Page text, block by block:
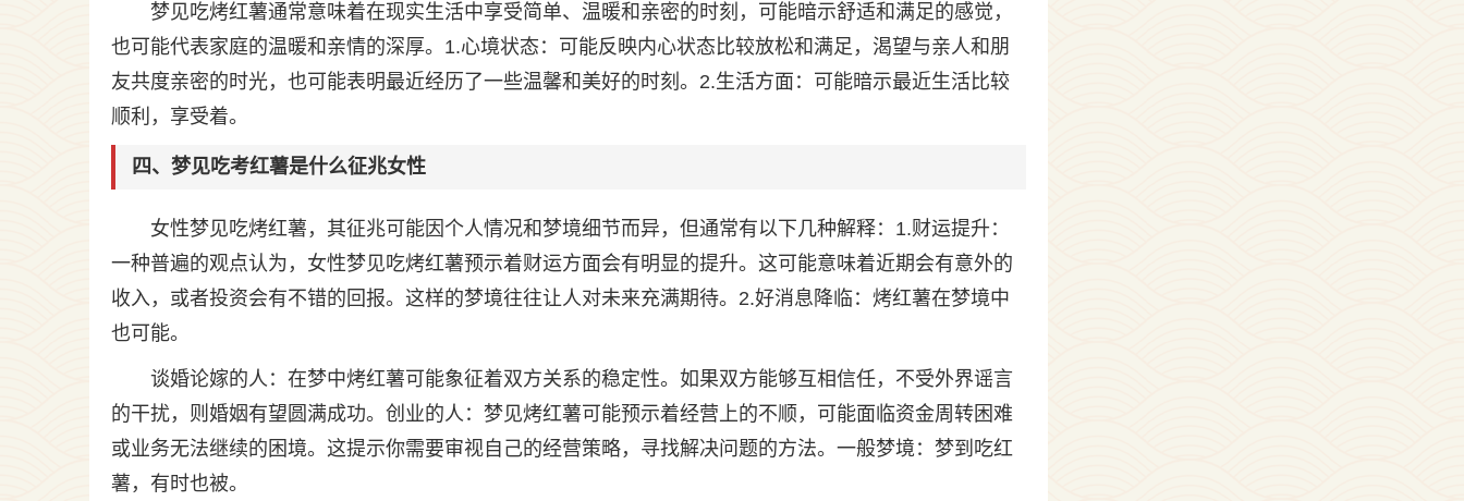
梦见吃烤红薯通常意味着在现实生活中享受简单、温暖和亲密的时刻，可能暗示舒适和满足的感觉，
也可能代表家庭的温暖和亲情的深厚。1.心境状态：可能反映内心状态比较放松和满足，渴望与亲人和朋
友共度亲密的时光，也可能表明最近经历了一些温馨和美好的时刻。2.生活方面：可能暗示最近生活比较
顺利，享受着。
四、梦见吃考红薯是什么征兆女性
女性梦见吃烤红薯，其征兆可能因个人情况和梦境细节而异，但通常有以下几种解释：1.财运提升：
一种普遍的观点认为，女性梦见吃烤红薯预示着财运方面会有明显的提升。这可能意味着近期会有意外的
收入，或者投资会有不错的回报。这样的梦境往往让人对未来充满期待。2.好消息降临：烤红薯在梦境中
也可能。
谈婚论嫁的人：在梦中烤红薯可能象征着双方关系的稳定性。如果双方能够互相信任，不受外界谣言
的干扰，则婚姻有望圆满成功。创业的人：梦见烤红薯可能预示着经营上的不顺，可能面临资金周转困难
或业务无法继续的困境。这提示你需要审视自己的经营策略，寻找解决问题的方法。一般梦境：梦到吃红
薯，有时也被。